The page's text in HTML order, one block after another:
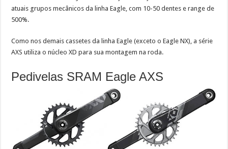
atuais grupos mecânicos da linha Eagle, com 10-50 dentes e range de
500%.
Como nos demais cassetes da linha Eagle (exceto o Eagle NX), a série
AXS utiliza o núcleo XD para sua montagem na roda.
Pedivelas SRAM Eagle AXS